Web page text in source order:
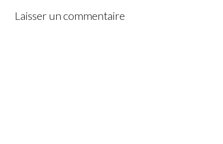
Laisser un commentaire